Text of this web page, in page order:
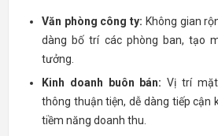
Văn phòng công ty: Không gian
dàng bố trí các phòng ban, tạo
tưởng.
Kinh doanh buôn bán: Vị trí
thông thuận tiện, dễ dàng tiếp cận
tiềm năng doanh thu.